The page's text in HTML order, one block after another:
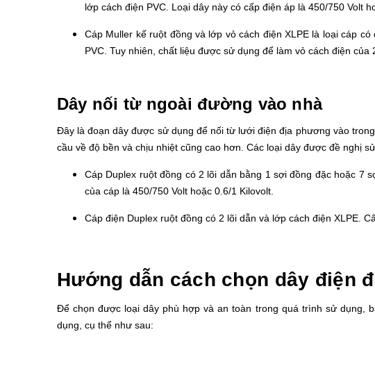
lớp cách điện PVC. Loại dây này có cấp điện áp là 450/750 Volt
Cáp Muller kế ruột đồng và lớp vỏ cách điện XLPE là loại cáp
PVC. Tuy nhiên, chất liệu được sử dụng để làm vỏ cách điện của
Dây nối từ ngoài đường vào nhà
Đây là đoạn dây được sử dụng để nối từ lưới điện địa phương vào
cầu về độ bền và chịu nhiệt cũng cao hơn. Các loại dây được đề nghị
Cáp Duplex ruột đồng có 2 lõi dẫn bằng 1 sợi đồng đặc hoặc 7
của cáp là 450/750 Volt hoặc 0.6/1 Kilovolt.
Cáp điện Duplex ruột đồng có 2 lõi dẫn và lớp cách điện XLPE.
Hướng dẫn cách chọn dây điện
Để chọn được loại dây phù hợp và an toàn trong quá trình sử dụng,
dụng, cụ thể như sau: